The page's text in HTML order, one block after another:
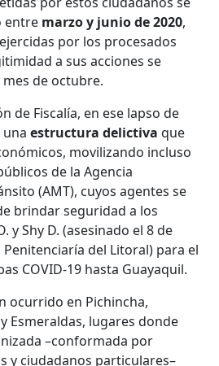
entre marzo y junio de 2020,
por los procesados
a sus acciones se
de octubre.
de Fiscalía, en ese lapso de
unaestructura delictiva que
movilizando incluso
de la Agencia
(AMT), cuyos agentes se
brindar seguridad a los
y Shy D. (asesinado el 8 de
del Litoral) para el
COVID-19 hasta Guayaquil.
ocurrido en Pichincha,
Esmeraldas, lugares donde
–conformada por
y ciudadanos particulares–